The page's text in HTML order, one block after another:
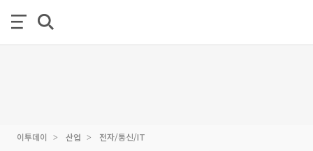
이투데이 산업 전자/통신/IT